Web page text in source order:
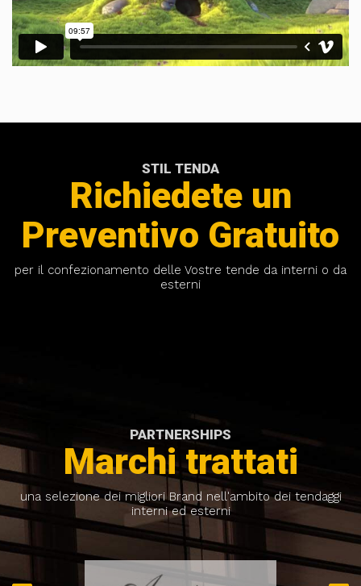
STIL TENDA
Richiedete un
Preventivo Gratuito
per il confezionamento delle Vostre tende da interni o da
esterni
PARTNERSHIPS
Marchi trattati
una selezione dei migliori Brand nell'ambito dei tendaggi
interni ed esterni